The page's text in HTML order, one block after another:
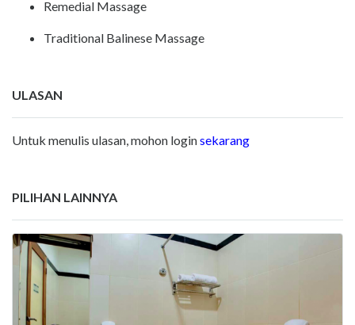
Remedial Massage
Traditional Balinese Massage
ULASAN
Untuk menulis ulasan, mohon loginsekarang
PILIHAN LAINNYA